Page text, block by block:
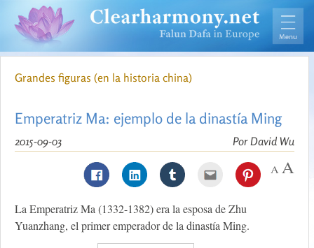
Grandes figuras (en la historia china)
Emperatriz Ma: ejemplo de la dinastía Ming
Por David Wu
2015-09-03
La Emperatriz Ma (1332-1382) era la esposa de Zhu
Yuanzhang, el primer emperador de la dinastía Ming.